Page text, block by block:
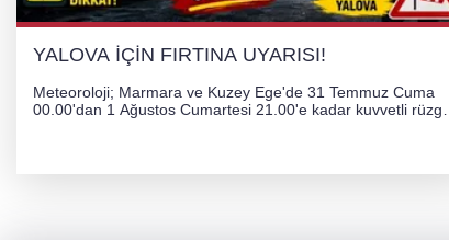
YALOVA İÇİN FIRTINA UYARISI!
Meteoroloji; Marmara ve Kuzey Ege'de 31 Temmuz Cuma
00.00'dan 1 Ağustos Cumartesi 21.00'e kadar kuvvetli rüzgar